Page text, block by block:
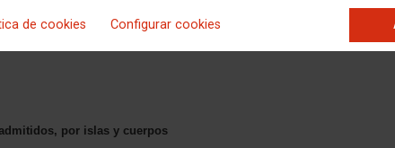
de cookies Configurar cookies
por islas y cuerpos